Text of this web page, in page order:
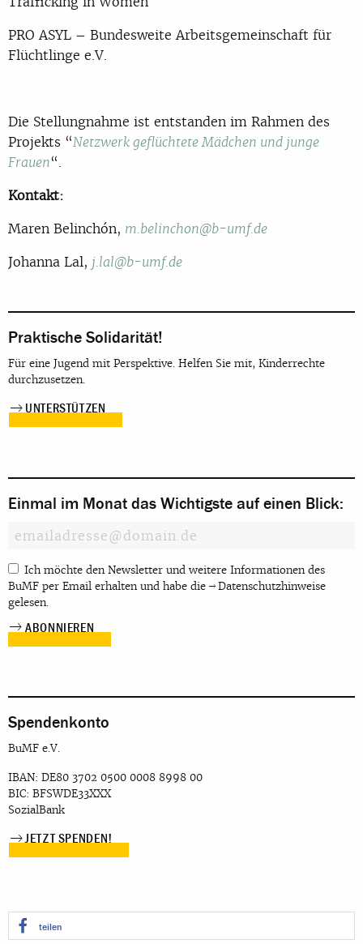
PRO ASYL – Bundesweite Arbeitsgemeinschaft für
Flüchtlinge e.V.
Die Stellungnahme ist entstanden im Rahmen des
Projekts “Netzwerk geflüchtete Mädchen und junge
Frauen“.
Kontakt:
Maren Belinchón, m.belinchon@b-umf.de
Johanna Lal, j.lal@b-umf.de
Praktische Solidarität!
Für eine Jugend mit Perspektive. Helfen Sie mit, Kinderrechte
durchzusetzen.
UNTERSTÜTZEN
Einmal im Monat das Wichtigste auf einen Blick:
Ich möchte den Newsletter und weitere Informationen des
BuMF per Email erhalten und habe die
Datenschutzhinweise
gelesen.
Spendenkonto
BuMF e.V.
IBAN: DE80 3702 0500 0008 8998 00
BIC: BFSWDE33XXX
SozialBank
JETZT SPENDEN!
teilen